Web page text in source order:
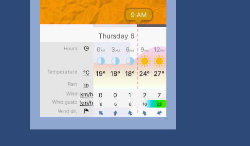
#PipIvanToday ...
pimrec_project